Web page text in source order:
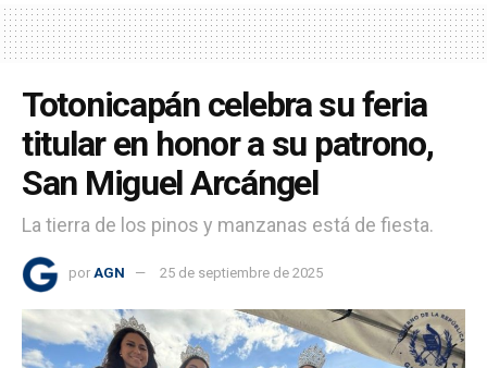
Totonicapán celebra su feria
titular en honor a su patrono,
San Miguel Arcángel
La tierra de los pinos y manzanas está de fiesta.
por AGN 25 de septiembre de 2025